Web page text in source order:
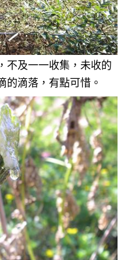
不及一一收集，未收的
的滴落，有點可惜。